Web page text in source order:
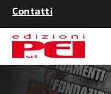
Contatti